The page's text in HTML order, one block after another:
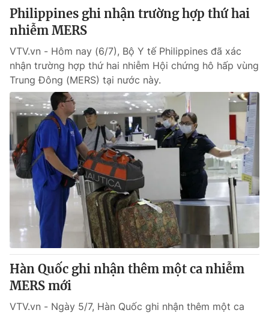
Philippines ghi nhận trường hợp thứ hai
nhiễm MERS
VTV.vn - Hôm nay (6/7), Bộ Y tế Philippines đã xác
nhận trường hợp thứ hai nhiễm Hội chứng hô hấp vùng
Trung Đông (MERS) tại nước này.
Hàn Quốc ghi nhận thêm một ca nhiễm
MERS mới
VTV.vn - Ngày 5/7, Hàn Quốc ghi nhận thêm một ca